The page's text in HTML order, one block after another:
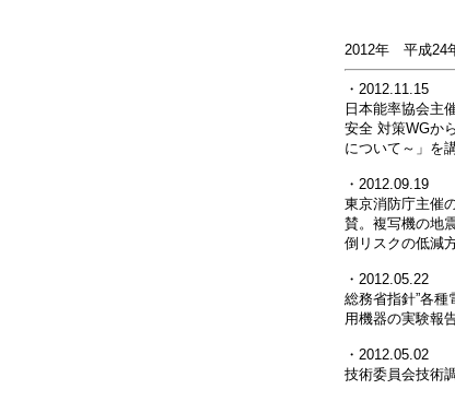
2012年 平成24
・2012.11.15
日本能率協会主
安全 対策WGか
について～」を
・2012.09.19
東京消防庁主催
賛。複写機の地
倒リスクの低減
・2012.05.22
総務省指針”各
用機器の実験報
・2012.05.02
技術委員会技術